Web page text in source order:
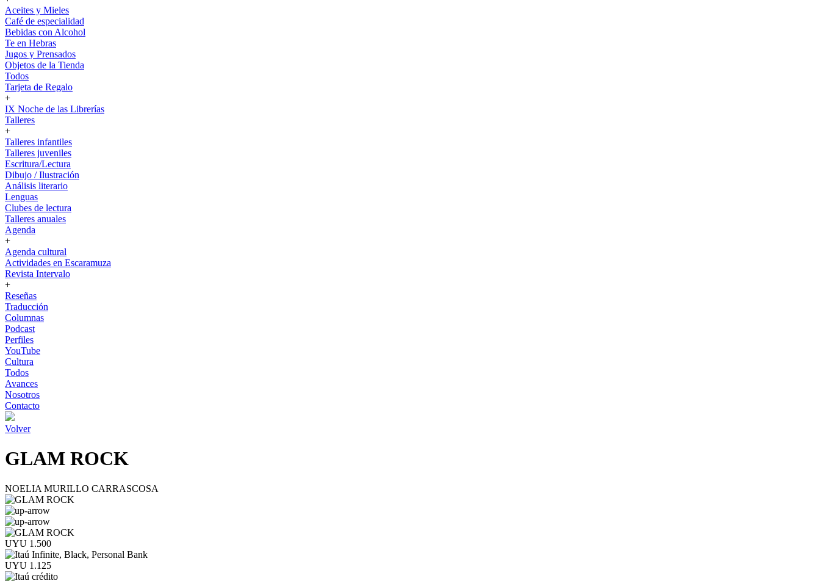
Aceites y Mieles
Café de especialidad
Bebidas con Alcohol
Te en Hebras
Jugos y Prensados
Objetos de la Tienda
Todos
Tarjeta de Regalo
+
IX Noche de las Librerías
Talleres
+
Talleres infantiles
Talleres juveniles
Escritura/Lectura
Dibujo / Ilustración
Análisis literario
Lenguas
Clubes de lectura
Talleres anuales
Agenda
+
Agenda cultural
Actividades en Escaramuza
Revista Intervalo
+
Reseñas
Traducción
Columnas
Podcast
Perfiles
YouTube
Cultura
Todos
Avances
Nosotros
Contacto
Volver
GLAM ROCK
NOELIA MURILLO CARRASCOSA
UYU 1.500
UYU 1.125